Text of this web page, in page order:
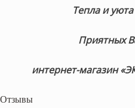
Тепла и
Приятных
интернет-магазин
Отзывы